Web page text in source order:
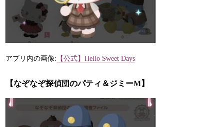
アプリ内の画像: 【公式】Hello Sweet Days
【なぞなぞ探偵団のパティ＆ジミーM】